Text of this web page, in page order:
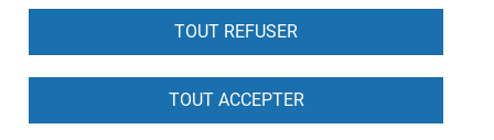
TOUT REFUSER
TOUT ACCEPTER
Accessibilité : partiellement conforme